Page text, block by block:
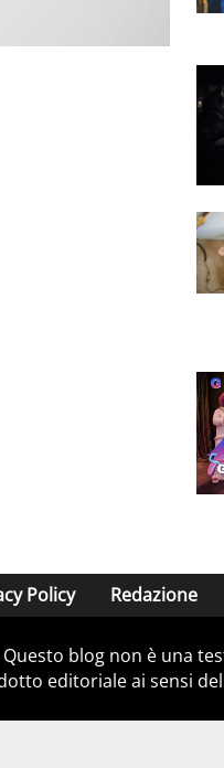
Policy Redazione
blog non è una
editoriale ai sensi